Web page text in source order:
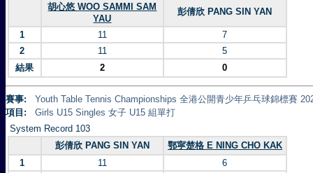
胡心悠 WOO SAMMI SAM
YAU
彭倩欣 PANG SIN YAN
1 11
7
2
11
5
結果
2 0
賽事:
Youth Table Tennis Championships 全港公開青少年乒乓球錦標賽
項目:
Girls U15 Singles 女子 U15 組單打
System Record 103
彭倩欣 PANG SIN YAN
鄂寜楚格 E NING CHO KAK
1
11
6